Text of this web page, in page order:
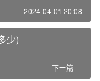
2024-04-01 20:08
少)
下一篇